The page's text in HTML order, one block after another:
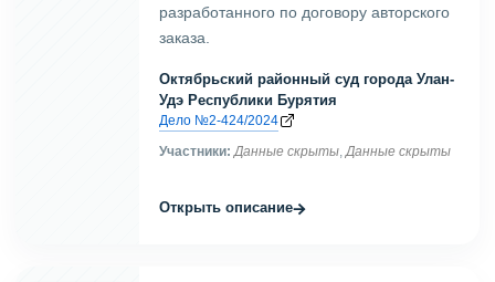
разработанного по договору авторского
заказа.
Октябрьский районный суд города Улан-
Удэ Республики Бурятия
Дело №2-424/2024
Участники: Данные скрыты Данные скрыты
Открыть описание→